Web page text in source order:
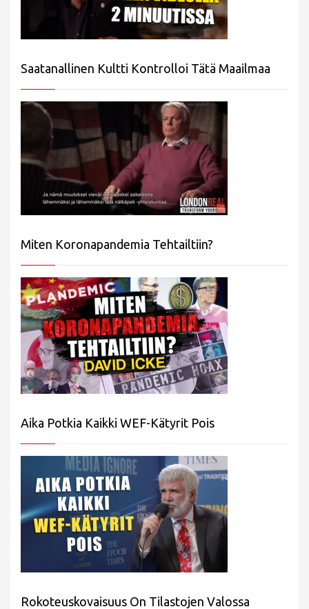
Saatanallinen Kultti Kontrolloi Tätä Maailmaa
Miten Koronapandemia Tehtailtiin?
Aika Potkia Kaikki WEF-Kätyrit Pois
Rokoteuskovaisuus On Tilastojen Valossa